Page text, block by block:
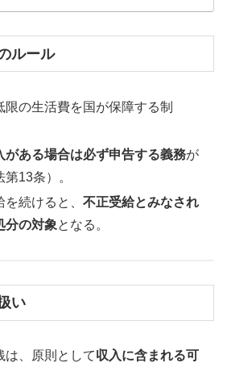
ルール
限の生活費を国が保障する制
がある場合は必ず申告する義務が
13条）。
を続けると、不正受給とみなされ
分の対象となる。
い
は、原則として収入に含まれる可